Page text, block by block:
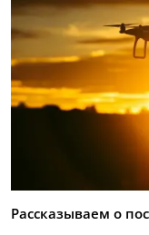
Рассказываем о